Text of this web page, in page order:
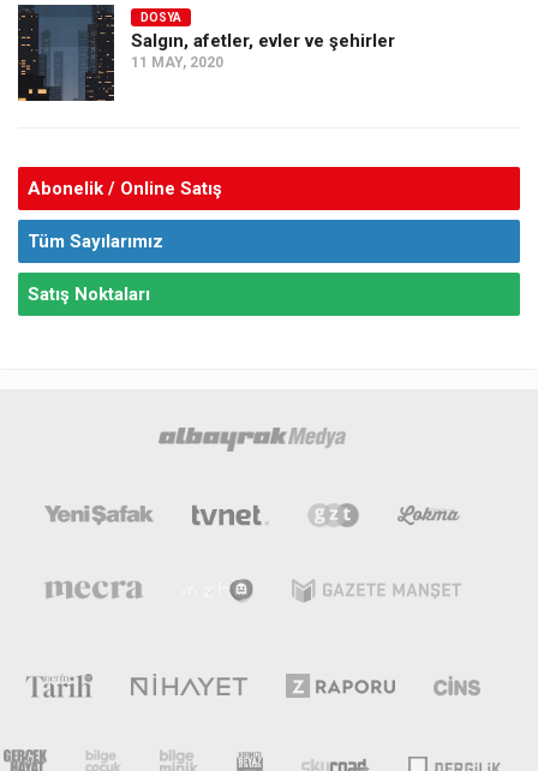
DOSYA
Salgın, afetler, evler ve şehirler
11 MAY, 2020
Abonelik / Online Satış
Tüm Sayılarımız
Satış Noktaları